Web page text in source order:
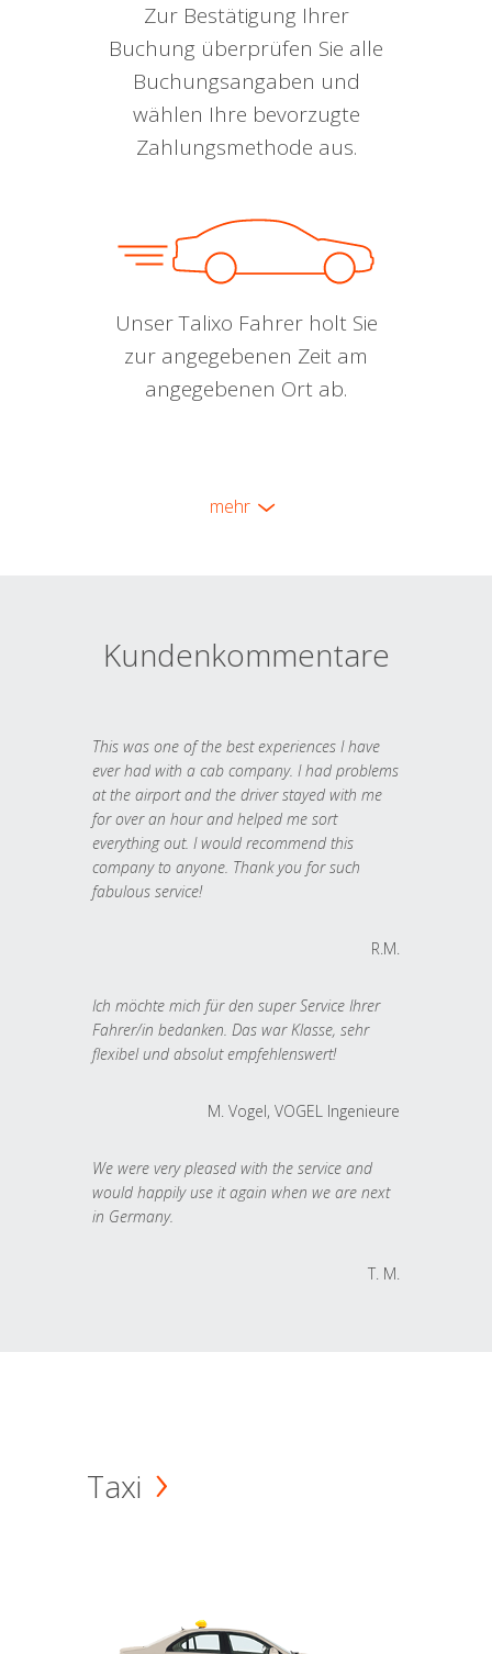
Zur Bestätigung Ihrer
Buchung überprüfen Sie alle
Buchungsangaben und
wählen Ihre bevorzugte
Zahlungsmethode aus.
Unser Talixo Fahrer holt Sie
zur angegebenen Zeit am
angegebenen Ort ab.
mehr
Kundenkommentare
This was one of the best experiences I have
ever had with a cab company. I had problems
at the airport and the driver stayed with me
for over an hour and helped me sort
everything out. I would recommend this
company to anyone. Thank you for such
fabulous service!
R.M.
Ich möchte mich für den super Service Ihrer
Fahrer/in bedanken. Das war Klasse, sehr
flexibel und absolut empfehlenswert!
M. Vogel, VOGEL Ingenieure
We were very pleased with the service and
would happily use it again when we are next
in Germany.
T. M.
Taxi